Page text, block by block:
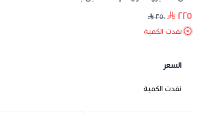
٢٢٥
٣٥٠
نفدت الكمية
السعر
نفدت الكمية